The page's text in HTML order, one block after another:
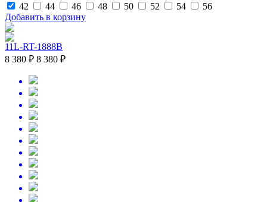
42
44 46 48 50 52 54
56
Добавить в корзину
11L-RT-1888B
8 380 ₽ 8 380 ₽